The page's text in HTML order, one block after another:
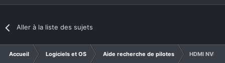
Aller à la liste des sujets
Accueil Logiciels et OS Aide recherche de pilotes HDMI